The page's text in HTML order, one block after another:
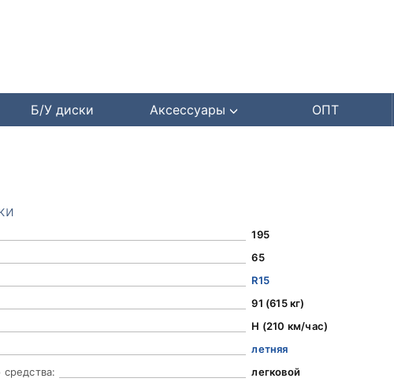
Б/У диски Аксессуары ОПТ
195
65
R15
91 (615 кг)
H (210 км/час)
летняя
средства:
легковой